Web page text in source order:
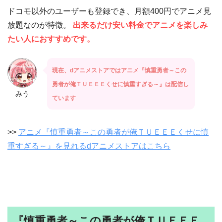
ドコモ以外のユーザーも登録でき、月額400円でアニメ見
放題なのが特徴。 出来るだけ安い料金でアニメを楽しみ
たい人におすすめです。
みう
現在、dアニメストアではアニメ『慎重勇者～この
勇者が俺ＴＵＥＥＥくせに慎重すぎる～』は配信し
ています
>> アニメ『慎重勇者～この勇者が俺ＴＵＥＥＥくせに慎
重すぎる～』を見れるdアニメストアはこちら